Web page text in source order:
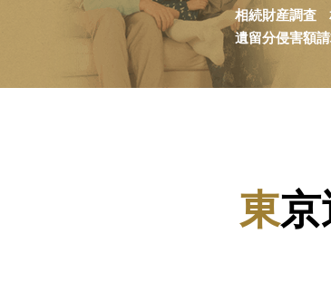
相続財産調査
遺留分侵害額
東